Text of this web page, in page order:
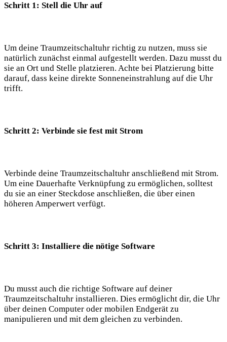
Schritt 1: Stell die Uhr auf
Um deine Traumzeitschaltuhr richtig zu nutzen, muss sie
natürlich zunächst einmal aufgestellt werden. Dazu musst du
sie an Ort und Stelle platzieren. Achte bei Platzierung bitte
darauf, dass keine direkte Sonneneinstrahlung auf die Uhr
trifft.
Schritt 2: Verbinde sie fest mit Strom
Verbinde deine Traumzeitschaltuhr anschließend mit Strom.
Um eine Dauerhafte Verknüpfung zu ermöglichen, solltest
du sie an einer Steckdose anschließen, die über einen
höheren Amperwert verfügt.
Schritt 3: Installiere die nötige Software
Du musst auch die richtige Software auf deiner
Traumzeitschaltuhr installieren. Dies ermöglicht dir, die Uhr
über deinen Computer oder mobilen Endgerät zu
manipulieren und mit dem gleichen zu verbinden.